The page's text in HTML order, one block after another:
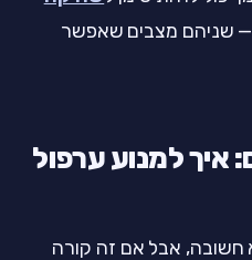
— שניהם מצבים שאפשר
איך למנוע ערפול
חשובה, אבל אם זה קורה